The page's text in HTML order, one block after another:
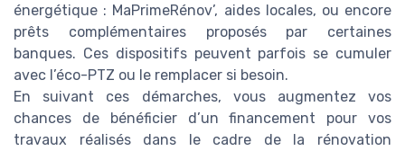
énergétique : MaPrimeRénov’, aides locales, ou encore
prêts complémentaires proposés par certaines
banques. Ces dispositifs peuvent parfois se cumuler
avec l’éco-PTZ ou le remplacer si besoin.
En suivant ces démarches, vous augmentez vos
chances de bénéficier d’un financement pour vos
travaux réalisés dans le cadre de la rénovation